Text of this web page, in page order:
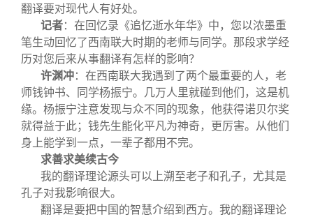
翻译要对现代人有好处。
记者：在回忆录《追忆逝水年华》中，您以浓墨重
笔生动回忆了西南联大时期的老师与同学。那段求学经
历对您后来从事翻译有怎样的影响？
许渊冲：在西南联大我遇到了两个最重要的人，老
师钱钟书、同学杨振宁。几万人里就碰到他们，这是机
缘。杨振宁注意发现与众不同的现象，他获得诺贝尔奖
就得益于此；钱先生能化平凡为神奇，更厉害。从他们
身上能学到一点，一辈子都用不完。
求善求美续古今
我的翻译理论源头可以上溯至老子和孔子，尤其是
孔子对我影响很大。
翻译是要把中国的智慧介绍到西方。我的翻译理论